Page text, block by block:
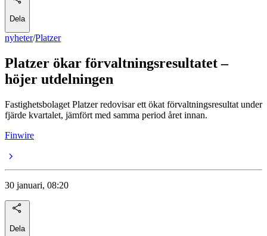
Dela
nyheter/Platzer
Platzer ökar förvaltningsresultatet –
höjer utdelningen
Fastighetsbolaget Platzer redovisar ett ökat förvaltningsresultat under
fjärde kvartalet, jämfört med samma period året innan.
Finwire
30 januari, 08:20
Dela